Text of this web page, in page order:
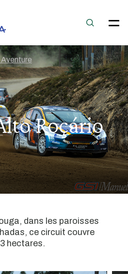
Roçário
dans les paroisses
ce circuit couvre
hectares.